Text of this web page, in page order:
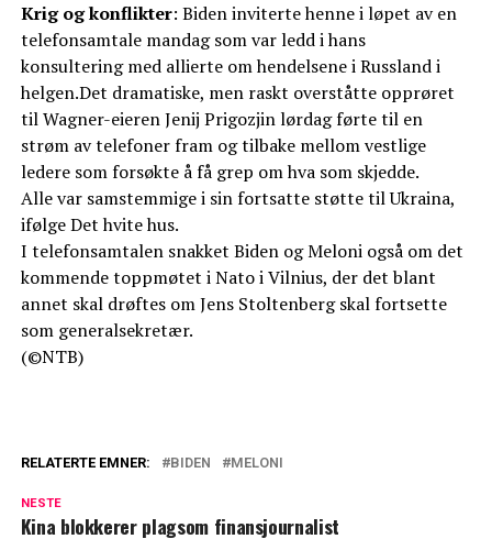
Krig og konflikter: Biden inviterte henne i løpet av en
telefonsamtale mandag som var ledd i hans
konsultering med allierte om hendelsene i Russland i
helgen.Det dramatiske, men raskt overståtte opprøret
til Wagner-eieren Jenij Prigozjin lørdag førte til en
strøm av telefoner fram og tilbake mellom vestlige
ledere som forsøkte å få grep om hva som skjedde.
Alle var samstemmige i sin fortsatte støtte til Ukraina,
ifølge Det hvite hus.
I telefonsamtalen snakket Biden og Meloni også om det
kommende toppmøtet i Nato i Vilnius, der det blant
annet skal drøftes om Jens Stoltenberg skal fortsette
som generalsekretær.
(©NTB)
RELATERTE EMNER: BIDEN MELONI
NESTE
Kina blokkerer plagsom finansjournalist